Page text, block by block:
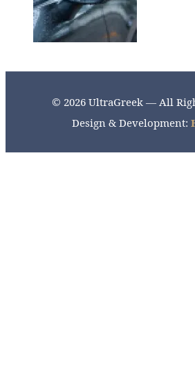
© 2026 UltraGreek — All
Design & Development: